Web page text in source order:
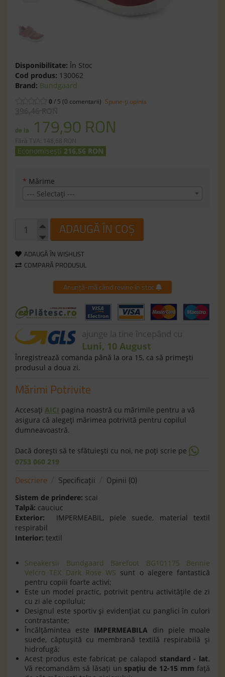
Disponibilitate: În Stoc
Cod produs: 130062
Brand: Bundgaard
0/ 5 (0 comentarii) Spune-ţi opinia
396,46 RON
de la 179,90 RON
Fără TVA: 148,68 RON
Economisești 216,56 RON
* Mărime
--- Selectaţi ---
ADAUGĂ ÎN COȘ
ADAUGĂ ÎN WISHLIST
COMPARĂ PRODUSUL
Anunță-mă când revine în stoc
ajunge la tine începând cu
Luni, 10 August
Înregistrează comanda până la ora 15, ca să primeşti
produsul a doua zi.
Mărimi Potrivite
Accesaţi AICI pagina noastră cu mărimile pentru a vă
asigura că alegeţi mărimea potrivită pentru copilul
dumneavoastră.
Dacă doreşti să te sfătuieşti cu noi, ne poţi scrie pe
0753 060 219
Descriere Specificaţii Opinii (0)
Sistem de prindere: scai
Talpă: cauciuc
Exterior:
IMPERMEABIL, piele suede, material textil
respirabil
Interior: textil
Sneakersii Bundgaard Barefoot BG101175 Bennie
Velcro TEX Dark Rose WS sunt o alegere fantastică
pentru copiii foarte activi;
Este un model practic, potrivit pentru activitățile de zi
cu zi ale copilului;
Designul este sportiv şi evidențiat cu panglici în culori
contrastante;
Încălţămintea este IMPERMEABILA din piele moale
suede, căptușită cu membrană textilă respirabilă și
hidrofugă;
Acest produs este fabricat pe calapod standard - lat.
Vă recomandăm să lăsaţi un spaţiu de 12-15 mm faţă